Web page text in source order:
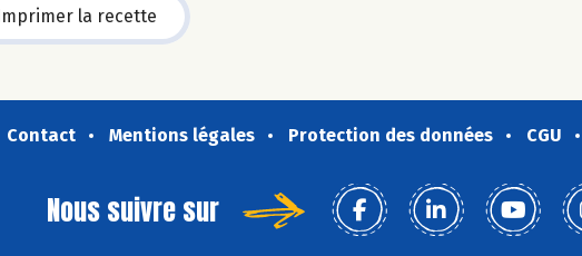
la recette
Contact Mentions légales Protection des données CGU
Nous suivre sur